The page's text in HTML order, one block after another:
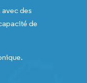
des
de